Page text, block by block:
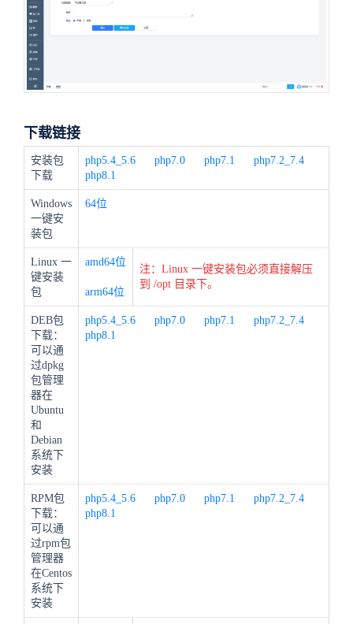
下载链接
安装包
下载
php5.4_5.6 php7.0 php7.1
php7.2_7.4
php8.1
Windows
一键安
装包
64位
Linux 一
键安装
包
amd64位
arm64位
注：Linux 一键安装包必须直接解压
到 /opt 目录下。
DEB包
下载：
可以通
过dpkg
包管理
器在
Ubuntu
和
Debian
系统下
安装
php5.4_5.6 php7.0 php7.1
php7.2_7.4
php8.1
RPM包
下载：
可以通
过rpm包
管理器
在Centos
系统下
安装
php5.4_5.6 php7.0 php7.1
php7.2_7.4
php8.1